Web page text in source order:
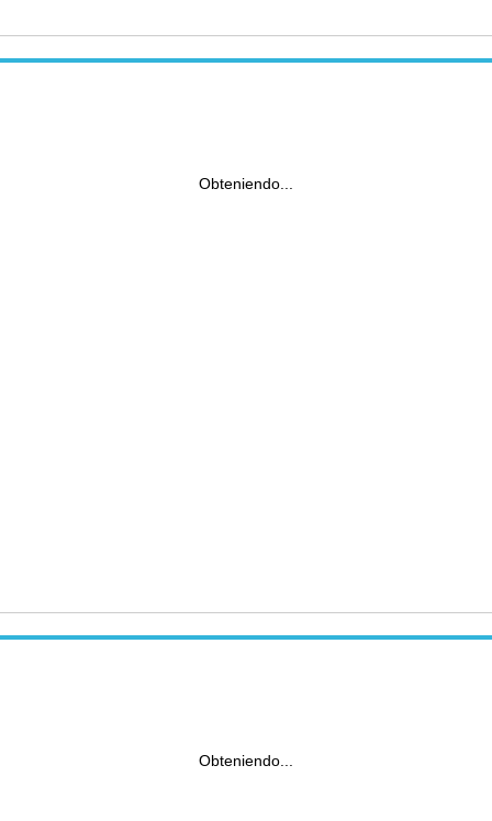
Obteniendo...
Obteniendo...